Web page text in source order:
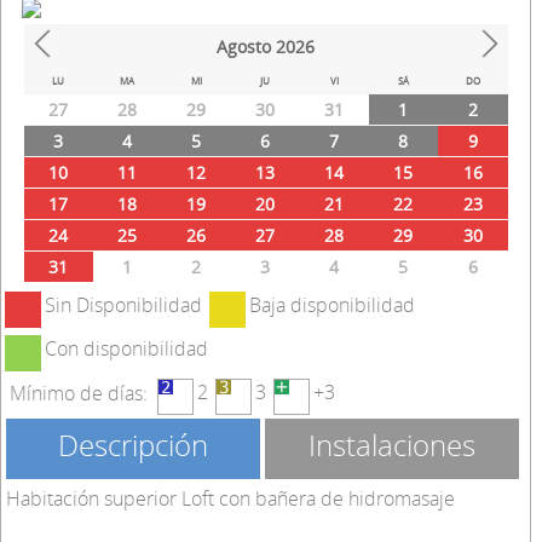
Prev Next
Agosto 2026
LU MA MI JU VI SÁ DO
27 28 29 30 31 1
2
3
4 5 6 7 8
9
10
11 12 13 14 15
16
17
18 19 20 21 22
23
24
25 26 27 28 29
30
31
1 2 3 4 5 6
Sin Disponibilidad
Baja disponibilidad
Con disponibilidad
Mínimo de días:
2 3 +3
Descripción Instalaciones
Habitación superior Loft con bañera de hidromasaje